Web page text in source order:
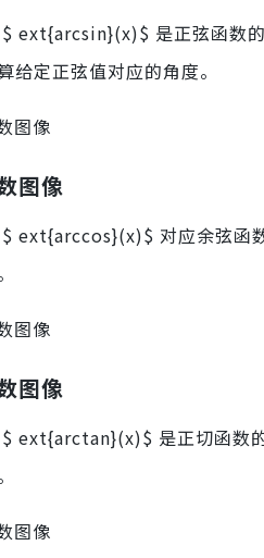
$ ext{arcsin}(x)$ 是正弦函数
给定正弦值对应的角度。
图像
ext{arccos}(x)$ 对应余弦函
图像
$ ext{arctan}(x)$ 是正切函数